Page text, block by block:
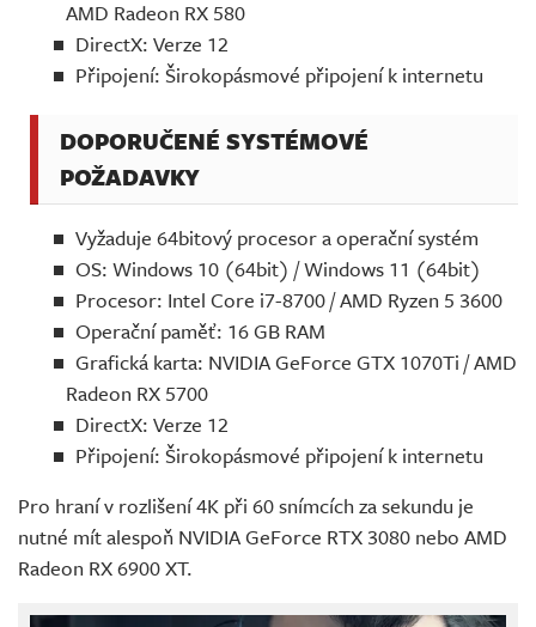
AMD Radeon RX 580
DirectX: Verze 12
Připojení: Širokopásmové připojení k internetu
DOPORUČENÉ SYSTÉMOVÉ
POŽADAVKY
Vyžaduje 64bitový procesor a operační systém
OS: Windows 10 (64bit) / Windows 11 (64bit)
Procesor: Intel Core i7-8700 / AMD Ryzen 5 3600
Operační paměť: 16 GB RAM
Grafická karta: NVIDIA GeForce GTX 1070Ti / AMD
Radeon RX 5700
DirectX: Verze 12
Připojení: Širokopásmové připojení k internetu
Pro hraní v rozlišení 4K při 60 snímcích za sekundu je
nutné mít alespoň NVIDIA GeForce RTX 3080 nebo AMD
Radeon RX 6900 XT.